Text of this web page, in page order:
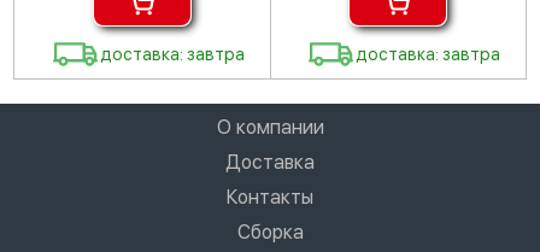
доставка: завтра доставка: завтра
О компании
Доставка
Контакты
Сборка